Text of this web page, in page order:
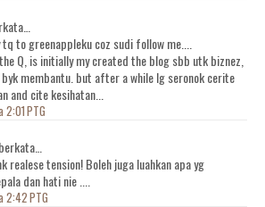
to greenappleku coz sudi follow me....
Q, is initially my created the blog sbb utk biznez,
membantu. but after a while lg seronok cerite
and cite kesihatan...
2:01 PTG
berkata…
realese tension! Boleh juga luahkan apa yg
dan hati nie ....
2:42 PTG